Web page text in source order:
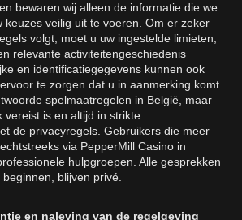
bewaren wij alleen de informatie die we
keuzes veilig uit te voeren. Om er zeker
volgt, moet u uw ingestelde limieten,
relevante activiteitengeschiedenis
en identificatiegegevens kunnen ook
te zorgen dat u in aanmerking komt
spelmaatregelen in België, maar
vereist is en altijd in strikte
de privacyregels. Gebruikers die meer
via PepperMill Casino in
hulpgroepen. Alle gesprekken
blijven privé.
en naleving van de regelgeving